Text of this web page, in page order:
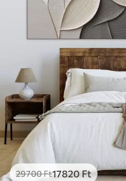
29700Ft17820Ft